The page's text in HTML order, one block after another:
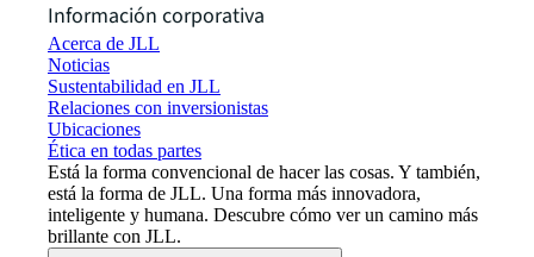
Información corporativa
Acerca de JLL
Noticias
Sustentabilidad en JLL
Relaciones con inversionistas
Ubicaciones
Ética en todas partes
Está la forma convencional de hacer las cosas. Y también,
está la forma de JLL. Una forma más innovadora,
inteligente y humana. Descubre cómo ver un camino más
brillante con JLL.